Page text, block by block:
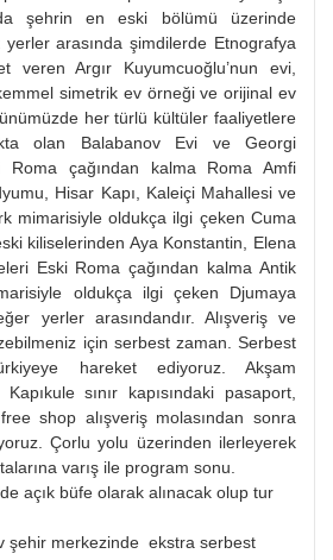
şehrin en eski bölümü üzerinde
arasında şimdilerde Etnografya
veren Argır Kuyumcuoğlu’nun evi,
simetrik ev örneği ve orijinal ev
her türlü kültüler faaliyetlere
olan Balabanov Evi ve Georgi
Roma çağından kalma Roma Amfi
Hisar Kapı, Kaleiçi Mahallesi ve
mimarisiyle oldukça ilgi çeken Cuma
kiliselerinden Aya Konstantin, Elena
Eski Roma çağından kalma Antik
oldukça ilgi çeken Djumaya
yerler arasındandır. Alışveriş ve
için serbest zaman. Serbest
hareket ediyoruz. Akşam
sınır kapısındaki pasaport,
shop alışveriş molasından sonra
Çorlu yolu üzerinden ilerleyerek
varış ile program sonu.
açık büfe olarak alınacak olup tur
şehir merkezinde ekstra serbest